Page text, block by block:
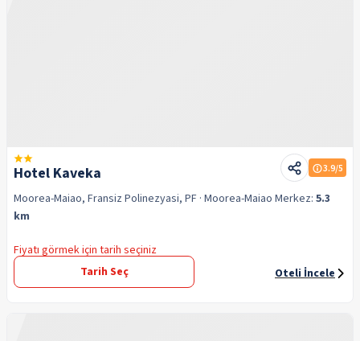
Hotel Kaveka 3.9/5
Moorea-Maiao, Fransiz Polinezyasi, PF · Moorea-Maiao Merkez: 5.3
km
Fiyatı görmek için tarih seçiniz
Tarih Seç
Oteli İncele